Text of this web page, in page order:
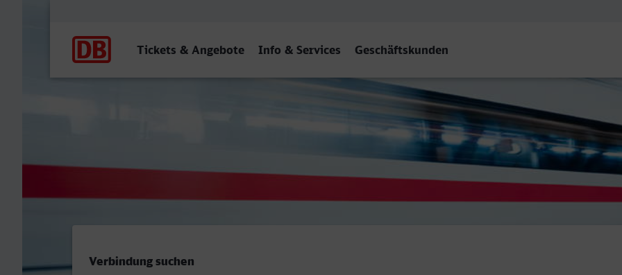
Tickets & Angebote Info & Services Geschäftskunden
Verbindung suchen